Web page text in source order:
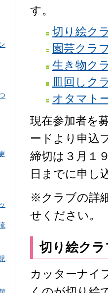
す。
切り絵ク
園芸クラ
生き物ク
皿回しク
オタマト
現在参加者を
ードより申込
締切は３月１
日までに申し
※クラブの詳
せください。
切り絵クラ
カッターナイ